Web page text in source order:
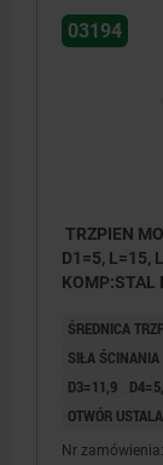
03194
TRZPIEN
D1=5, L=15,
KOMP:STAL
ŚREDNICA
SIŁA
D3=11,9
OTWÓR
Nr zamówienia: